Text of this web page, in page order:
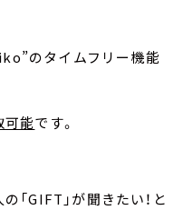
のタイムフリー機能
可能です。
「GIFT」が聞きたい！と